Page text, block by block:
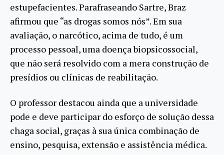
estupefacientes. Parafraseando Sartre, Braz
afirmou que “as drogas somos nós”. Em sua
avaliação, o narcótico, acima de tudo, é um
processo pessoal, uma doença biopsicossocial,
que não será resolvido com a mera construção de
presídios ou clínicas de reabilitação.
O professor destacou ainda que a universidade
pode e deve participar do esforço de solução dessa
chaga social, graças à sua única combinação de
ensino, pesquisa, extensão e assistência médica.